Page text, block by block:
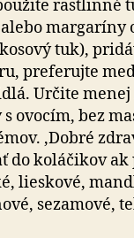
rastlinné
margaríny
tuk),
preferujte
Určite menej
ovocím, bez
‚Dobré
do koláčikov
lieskové,
sezamové,